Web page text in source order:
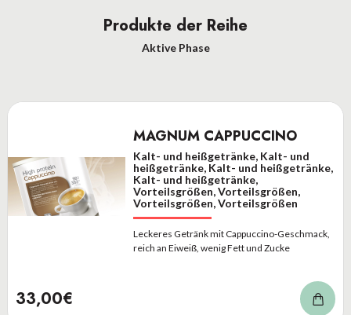
Produkte der Reihe
Aktive Phase
MAGNUM CAPPUCCINO
Kalt- und heißgetränke, Kalt- und
heißgetränke, Kalt- und heißgetränke,
Kalt- und heißgetränke,
Vorteilsgrößen, Vorteilsgrößen,
Vorteilsgrößen, Vorteilsgrößen
Leckeres Getränk mit Cappuccino-Geschmack,
reich an Eiweiß, wenig Fett und Zucke
33,00€